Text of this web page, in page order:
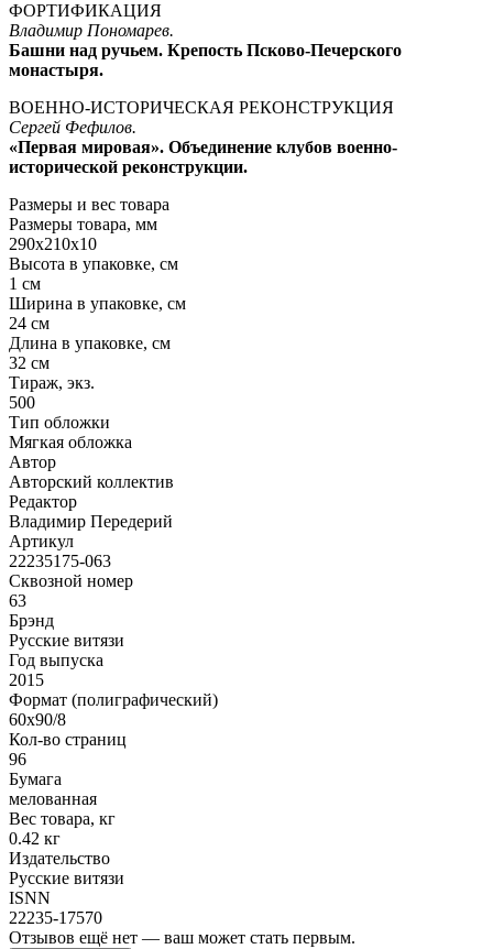
ФОРТИФИКАЦИЯ
Владимир Пономарев.
Башни над ручьем. Крепость Псково-Печерского
монастыря.
ВОЕННО-ИСТОРИЧЕСКАЯ РЕКОНСТРУКЦИЯ
Сергей Фефилов.
«Первая мировая». Объединение клубов военно-
исторической реконструкции.
Размеры и вес товара
Размеры товара, мм
290х210х10
Высота в упаковке, см
1 см
Ширина в упаковке, см
24 см
Длина в упаковке, см
32 см
Тираж, экз.
500
Тип обложки
Мягкая обложка
Автор
Авторский коллектив
Редактор
Владимир Передерий
Артикул
22235175-063
Сквозной номер
63
Брэнд
Русские витязи
Год выпуска
2015
Формат (полиграфический)
60х90/8
Кол-во страниц
96
Бумага
мелованная
Вес товара, кг
0.42 кг
Издательство
Русские витязи
ISNN
22235-17570
Отзывов ещё нет — ваш может стать первым.